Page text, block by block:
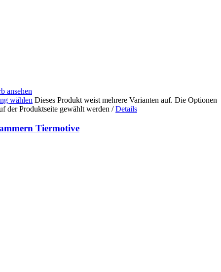
ansehen
wählen Dieses Produkt weist mehrere Varianten auf. Die Optionen
der Produktseite gewählt werden / Details
Tiermotive